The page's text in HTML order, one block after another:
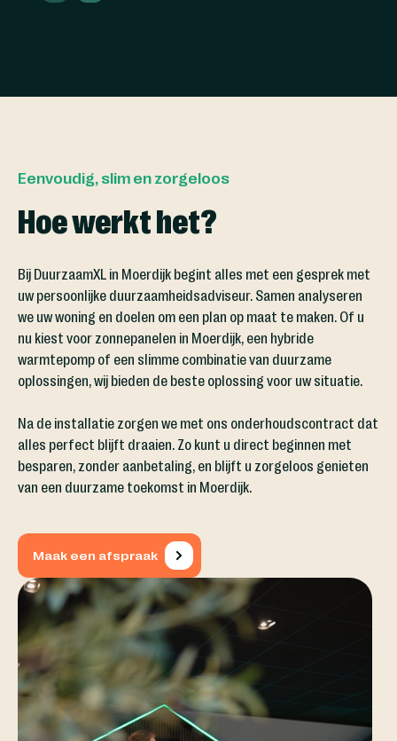
Eenvoudig, slim en zorgeloos
Hoe werkt het?
Bij DuurzaamXL in Moerdijk begint alles met een gesprek met
uw persoonlijke duurzaamheidsadviseur. Samen analyseren
we uw woning en doelen om een plan op maat te maken. Of u
nu kiest voor zonnepanelen in Moerdijk, een hybride
warmtepomp of een slimme combinatie van duurzame
oplossingen, wij bieden de beste oplossing voor uw situatie.
Na de installatie zorgen we met ons onderhoudscontract dat
alles perfect blijft draaien. Zo kunt u direct beginnen met
besparen, zonder aanbetaling, en blijft u zorgeloos genieten
van een duurzame toekomst in Moerdijk.
Maak een afspraak